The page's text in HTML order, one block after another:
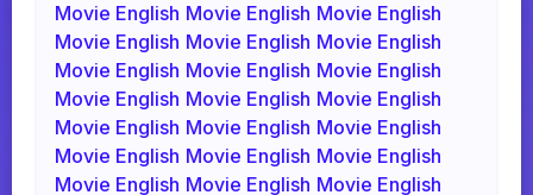
Movie English Movie English Movie English
Movie English Movie English Movie English
Movie English Movie English Movie English
Movie English Movie English Movie English
Movie English Movie English Movie English
Movie English Movie English Movie English
Movie English Movie English Movie English